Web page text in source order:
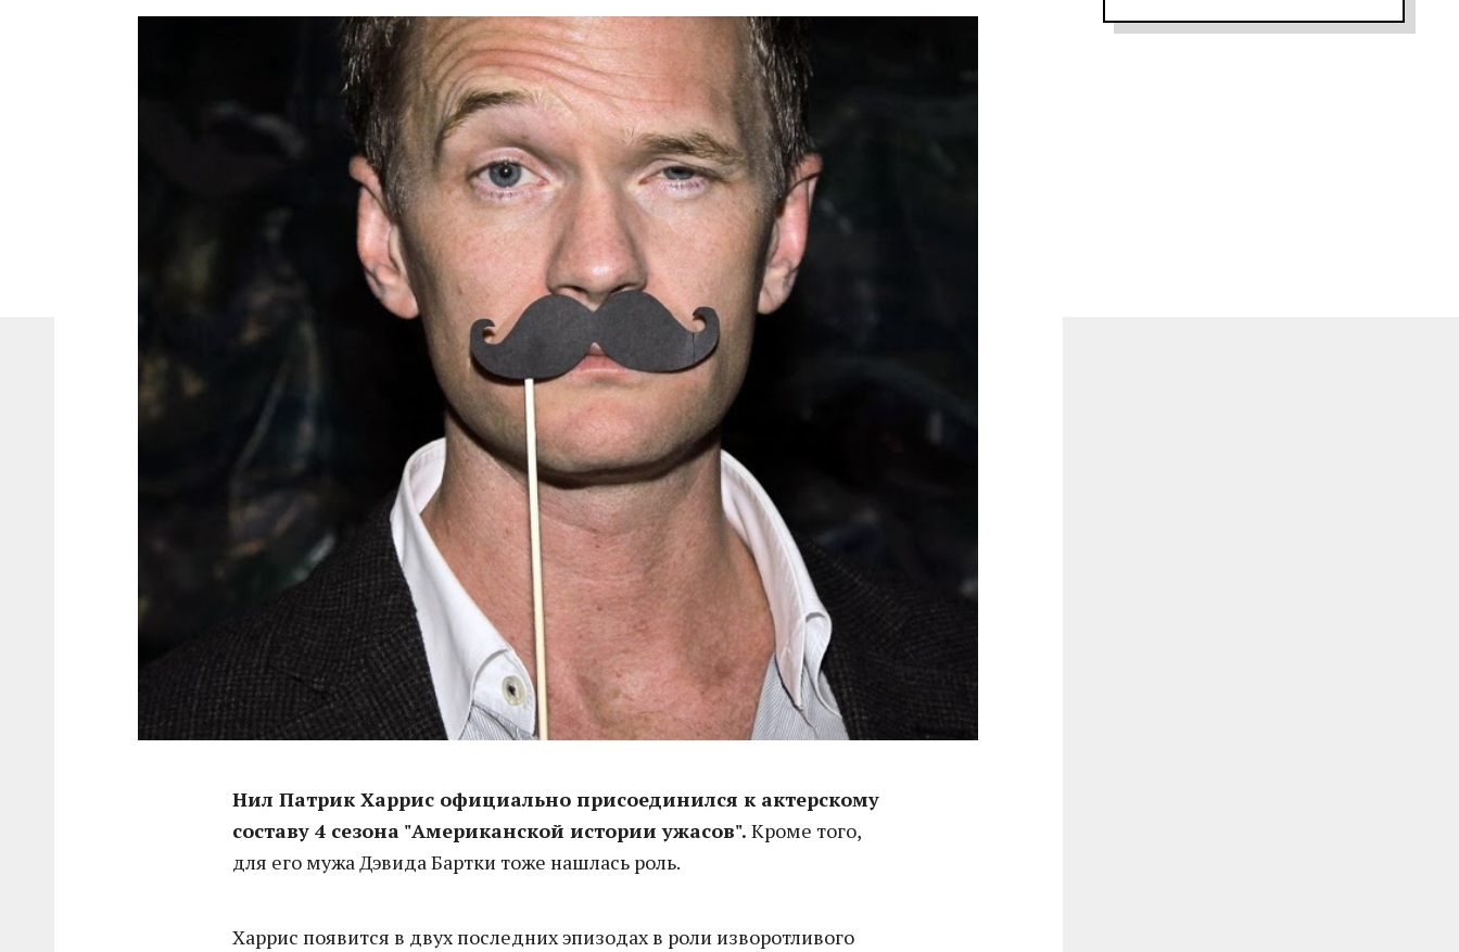
Нил Патрик Харрис официально присоединился к актерскому
составу 4 сезона "Американской истории ужасов". Кроме того,
для его мужа Дэвида Бартки тоже нашлась роль.
Харрис появится в двух последних эпизодах в роли изворотливого